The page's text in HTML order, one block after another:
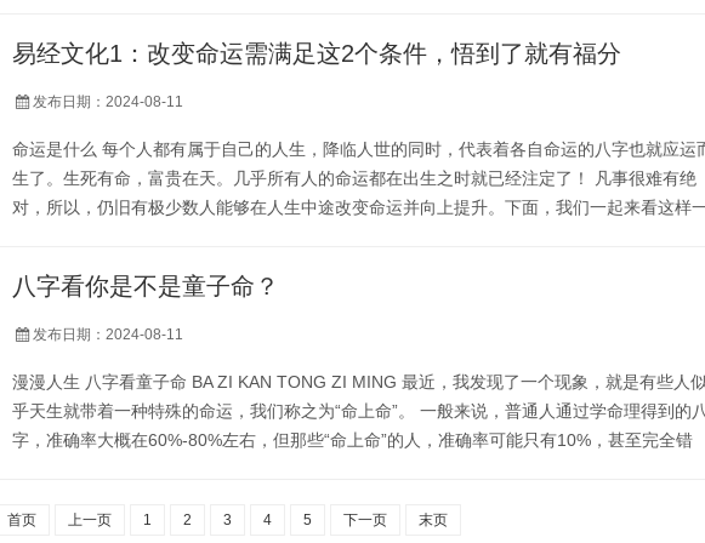
略...
易经文化1：改变命运需满足这2个条件，悟到了就有福分
发布日期：2024-08-11
命运是什么 每个人都有属于自己的人生，降临人世的同时，代表着各自命运的八字也就应运
生了。生死有命，富贵在天。几乎所有人的命运都在出生之时就已经注定了！ 凡事很难有绝
对，所以，仍旧有极少数人能够在人生中途改变命运并向上提升。下面，我们一起来看这样
官贵人，则必饿死之徒。眼下还看不出贵处，异日来访，我再给你仔细看看。”裴度悻...
八字看你是不是童子命？
发布日期：2024-08-11
漫漫人生 八字看童子命 BA ZI KAN TONG ZI MING 最近，我发现了一个现象，就是有些人似
乎天生就带着一种特殊的命运，我们称之为“命上命”。 一般来说，普通人通过学命理得到的八
字，准确率大概在60%-80%左右，但那些“命上命”的人，准确率可能只有10%，甚至完全错
字转换成真正的八字，但即使转换了，准确率也最多...
首页 上一页 1 2 3 4 5 下一页 末页